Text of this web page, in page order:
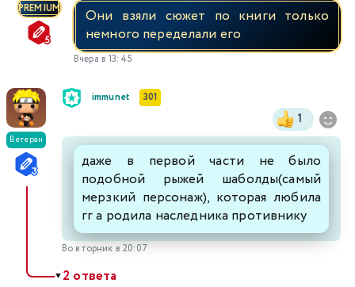
PREMIUM
Они взяли сюжет по книги только
немного переделали его
Вчера в 13:45
Ветеран
immunet 301
1
даже в первой части не было
подобной рыжей шаболды(самый
мерзкий персонаж), которая любила
гг а родила наследника противнику
Во вторник в 20:07
▼2 ответа